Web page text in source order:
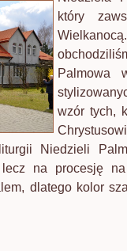
który
Palmowa
wzór tych,
Niedzieli
lecz na procesję
dlatego kolor